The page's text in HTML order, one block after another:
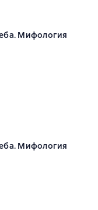
Мифология
основе 1 оценок
Мифология
основе 0 оценок